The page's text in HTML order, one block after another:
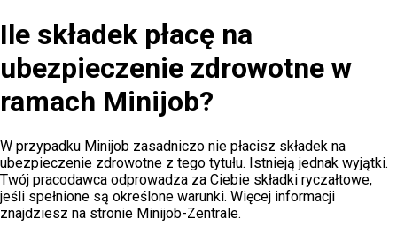
Ile składek płacę na
ubezpieczenie zdrowotne w
ramach Minijob?
W przypadku Minijob zasadniczo nie płacisz składek na
ubezpieczenie zdrowotne z tego tytułu. Istnieją jednak wyjątki.
Twój pracodawca odprowadza za Ciebie składki ryczałtowe,
jeśli spełnione są określone warunki. Więcej informacji
znajdziesz na stronie Minijob-Zentrale.